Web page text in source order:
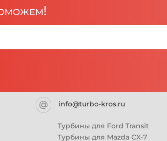
info@turbo-kros.ru
Турбины для Ford Transit
Турбины для Mazda CX-7